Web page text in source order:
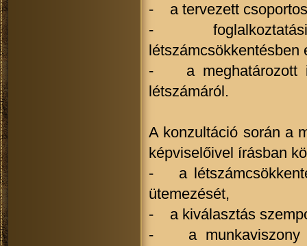
- a tervezett
- foglalkoztatási
létszámcsökkentésben
- a meghatározott
létszámáról.
A konzultáció során a
képviselőivel írásban
- a
ütemezését,
- a kiválasztás
- a munkaviszony